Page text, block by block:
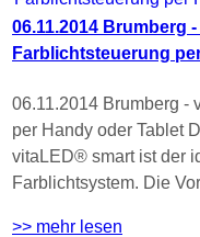
06.11.2014 Brumberg
Farblichtsteuerung
06.11.2014 Brumberg -
per Handy oder Tablet
vitaLED® smart ist der
Farblichtsystem. Die
>> mehr lesen